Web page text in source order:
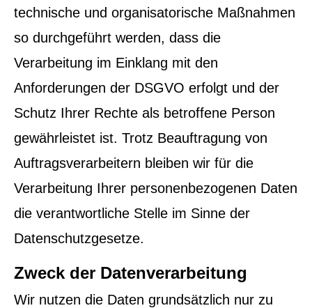
technische und organisatorische Maßnahmen
so durchgeführt werden, dass die
Verarbeitung im Einklang mit den
Anforderungen der DSGVO erfolgt und der
Schutz Ihrer Rechte als betroffene Person
gewährleistet ist. Trotz Beauftragung von
Auftragsverarbeitern bleiben wir für die
Verarbeitung Ihrer personenbezogenen Daten
die verantwortliche Stelle im Sinne der
Datenschutzgesetze.
Zweck der Datenverarbeitung
Wir nutzen die Daten grundsätzlich nur zu